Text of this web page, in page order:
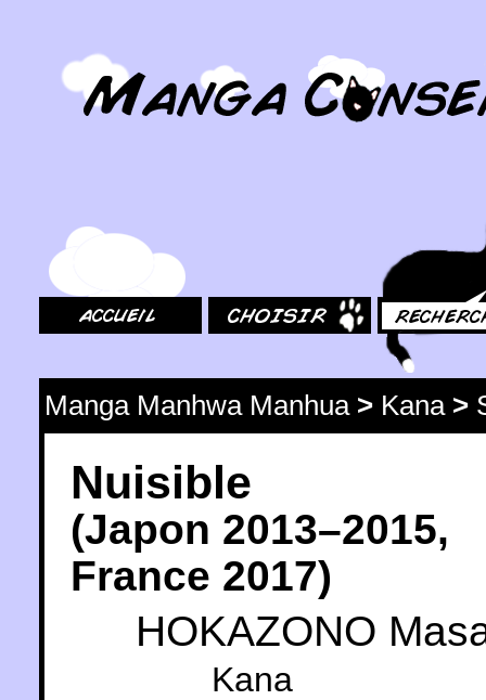
Manga Manhwa Manhua> Kana>
Nuisible
(Japon 2013–2015,
France 2017)
HOKAZONO
Kana